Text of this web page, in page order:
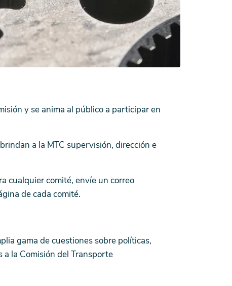
y se anima al público a participar en
a la MTC supervisión, dirección e
cualquier comité, envíe un correo
de cada comité.
gama de cuestiones sobre políticas,
la Comisión del Transporte